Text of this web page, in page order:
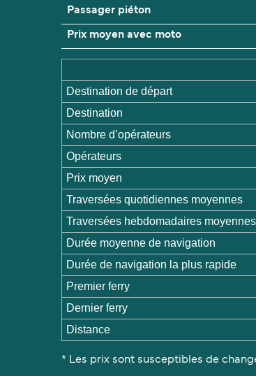
Passager piéton
Prix moyen avec moto
Destination de départ
Destination
Nombre d’opérateurs
Opérateurs
Prix moyen
Traversées quotidiennes moyennes
Traversées hebdomadaires moyennes
Durée moyenne de navigation
Durée de navigation la plus rapide
Premier ferry
Dernier ferry
Distance
* Les prix sont susceptibles de